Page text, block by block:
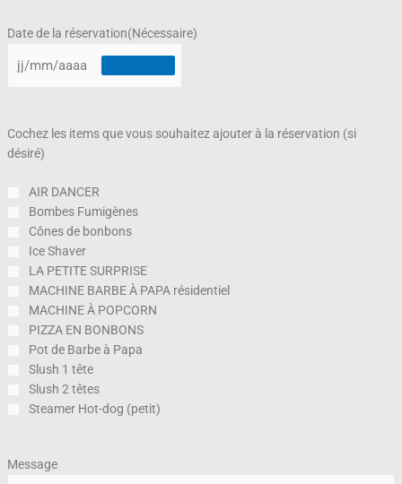
Date de la réservation(Nécessaire)
Cochez les items que vous souhaitez ajouter à la réservation (si
désiré)
AIR DANCER
Bombes Fumigènes
Cônes de bonbons
Ice Shaver
LA PETITE SURPRISE
MACHINE BARBE À PAPA résidentiel
MACHINE À POPCORN
PIZZA EN BONBONS
Pot de Barbe à Papa
Slush 1 tête
Slush 2 têtes
Steamer Hot-dog (petit)
Message